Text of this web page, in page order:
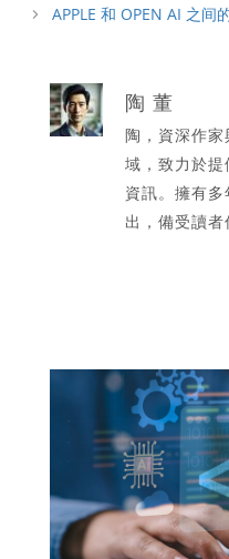
APPLE 和 OPEN AI 之间
陶 董
陶，資深作
域，致力於
資訊。擁有
出，備受讀者